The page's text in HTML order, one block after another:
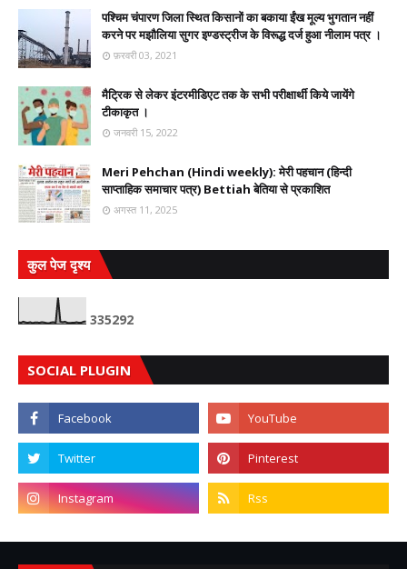
पश्चिम चंपारण जिला स्थित किसानों का बकाया ईंख मूल्य भुगतान नहीं
करने पर मझौलिया सुगर इण्डस्ट्रीज के विरूद्ध दर्ज हुआ नीलाम पत्र ।
फ़रवरी 03, 2021
मैट्रिक से लेकर इंटरमीडिएट तक के सभी परीक्षार्थी किये जायेंगे
टीकाकृत ।
जनवरी 15, 2022
Meri Pehchan (Hindi weekly): मेरी पहचान (हिन्दी
साप्ताहिक समाचार पत्र) Bettiah बेतिया से प्रकाशित
अगस्त 11, 2025
कुल पेज दृश्य
335292
SOCIAL PLUGIN